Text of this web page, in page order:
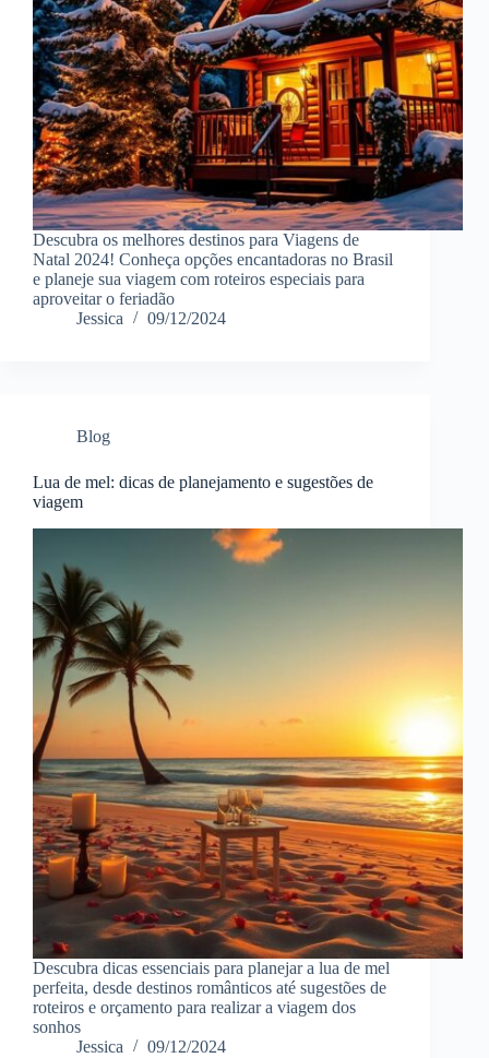
Descubra os melhores destinos para Viagens de
Natal 2024! Conheça opções encantadoras no Brasil
e planeje sua viagem com roteiros especiais para
aproveitar o feriadão
Jessica
09/12/2024
Blog
Lua de mel: dicas de planejamento e sugestões de
viagem
Descubra dicas essenciais para planejar a lua de mel
perfeita, desde destinos românticos até sugestões de
roteiros e orçamento para realizar a viagem dos
sonhos
Jessica
09/12/2024